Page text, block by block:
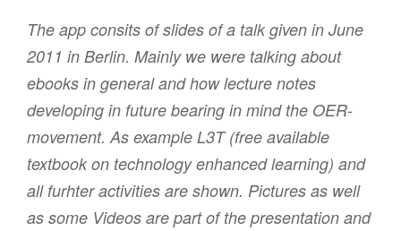
The app consits of slides of a talk given in June
2011 in Berlin. Mainly we were talking about
ebooks in general and how lecture notes
developing in future bearing in mind the OER-
movement. As example L3T (free available
textbook on technology enhanced learning) and
all furhter activities are shown. Pictures as well
as some Videos are part of the presentation and